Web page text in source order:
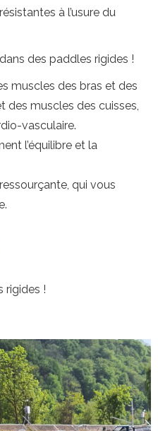
à l’usure du
des paddles rigides !
muscles des bras et des
des muscles des cuisses,
vasculaire.
l’équilibre et la
qui vous
rigides !